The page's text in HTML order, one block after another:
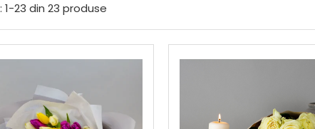
1-23 din 23 produse